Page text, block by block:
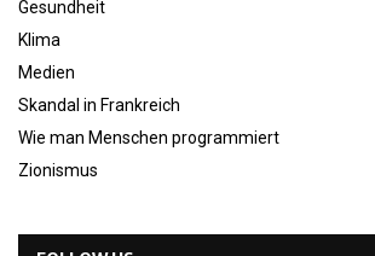
Gesundheit
Klima
Medien
Skandal in Frankreich
Wie man Menschen programmiert
Zionismus